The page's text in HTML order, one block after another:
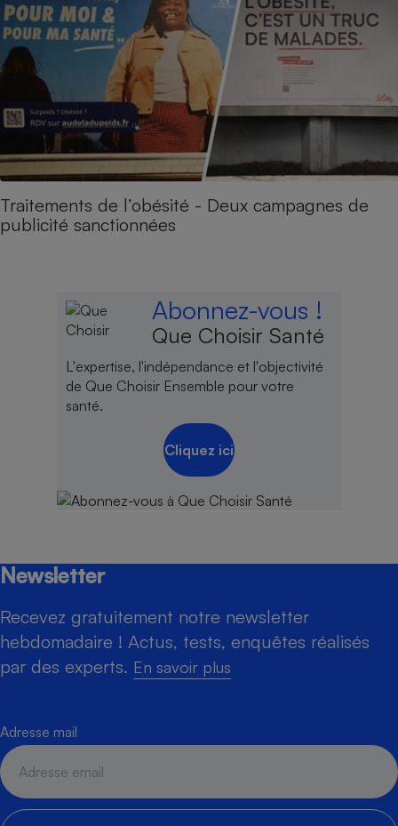
Traitements de l’obésité - Deux campagnes de
publicité sanctionnées
Abonnez-vous !
Que Choisir Santé
L'expertise, l'indépendance et l'objectivité
de Que Choisir Ensemble pour votre
santé.
Cliquez ici
Newsletter
Recevez gratuitement notre newsletter
hebdomadaire ! Actus, tests, enquêtes réalisés
par des experts. En savoir plus
Adresse mail